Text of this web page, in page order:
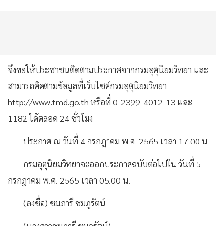
จึงขอให้ประชาชนติดตามประกาศจากกรมอุตุนิยมวิทยา และ
สามารถติดตามข้อมูลที่เว็บไซต์กรมอุตุนิยมวิทยา
http://www.tmd.go.th หรือที่ 0-2399-4012-13 และ
1182 ได้ตลอด 24 ชั่วโมง
ประกาศ ณ วันที่ 4 กรกฎาคม พ.ศ. 2565 เวลา 17.00 น.
กรมอุตุนิยมวิทยาจะออกประกาศฉบับต่อไปใน วันที่ 5
กรกฎาคม พ.ศ. 2565 เวลา 05.00 น.
(ลงชื่อ) ชมภารี ชมภูรัตน์